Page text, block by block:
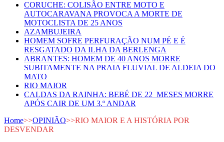
CORUCHE: COLISÃO ENTRE MOTO E
AUTOCARAVANA PROVOCA A MORTE DE
MOTOCLISTA DE 25 ANOS
AZAMBUJEIRA
HOMEM SOFRE PERFURAÇÃO NUM PÉ E É
RESGATADO DA ILHA DA BERLENGA
ABRANTES: HOMEM DE 40 ANOS MORRE
SUBITAMENTE NA PRAIA FLUVIAL DE ALDEIA DO
MATO
RIO MAIOR
CALDAS DA RAINHA: BEBÉ DE 22 MESES MORRE
APÓS CAIR DE UM 3.º ANDAR
Home>>OPINIÃO>>RIO MAIOR E A HISTÓRIA POR
DESVENDAR